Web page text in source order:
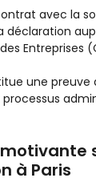
avec la
déclaration
Entreprises
une preuve
processus
à Paris